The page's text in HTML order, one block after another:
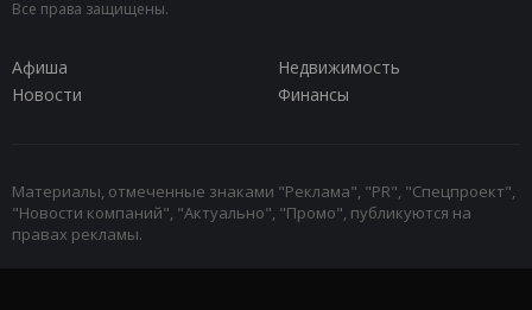
Все права защищены.
Афиша
Недвижимость
Новости
Финансы
Материалы, отмеченные знаками "Реклама", "PR", "Спецпроект",
"Новости компаний", "Актуально", "Промо", публикуются на
правах рекламы.